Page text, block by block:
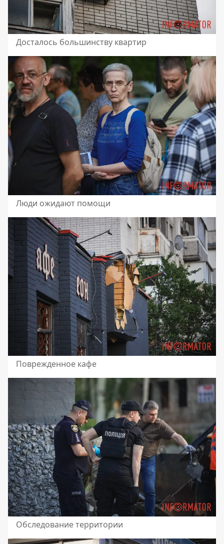
Досталось большинству квартир
Люди ожидают помощи
Поврежденное кафе
Обследование территории